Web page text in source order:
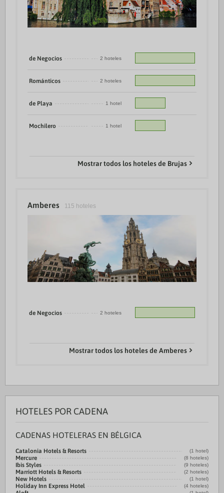
de Negocios 2 hoteles
Románticos 2 hoteles
de Playa 1 hotel
Mochilero 1 hotel
Mostrar todos los hoteles de Brujas
Amberes 115 hoteles
de Negocios 2 hoteles
Mostrar todos los hoteles de Amberes
HOTELES POR CADENA
CADENAS HOTELERAS EN BÉLGICA
Catalonia Hotels & Resorts (1 hotel)
Mercure (8 hoteles)
Ibis Styles (9 hoteles)
Marriott Hotels & Resorts (2 hoteles)
New Hotels (1 hotel)
Holiday Inn Express Hotel (4 hoteles)